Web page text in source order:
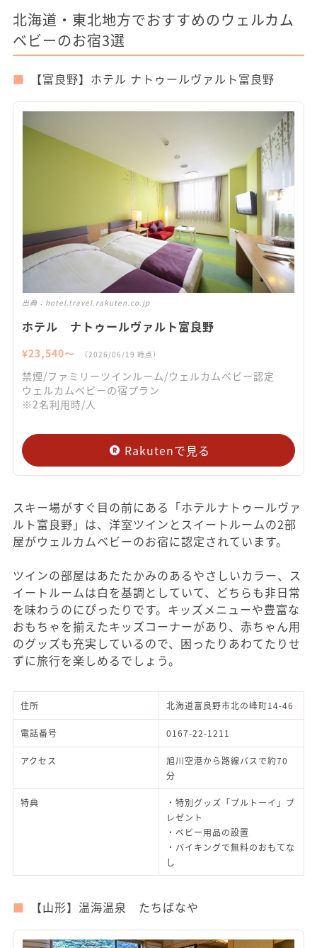
北海道・東北地方でおすすめのウェルカム
ベビーのお宿3選
【富良野】ホテル ナトゥールヴァルト富良野
出典： hotel.travel.rakuten.co.jp
ホテル ナトゥールヴァルト富良野
¥23,540〜 （2026/06/19 時点）
禁煙/ファミリーツインルーム/ウェルカムベビー認定
ウェルカムベビーの宿プラン
※2名利用時/人
Rakutenで見る
スキー場がすぐ目の前にある「ホテルナトゥールヴァ
ルト富良野」は、洋室ツインとスイートルームの2部
屋がウェルカムベビーのお宿に認定されています。
ツインの部屋はあたたかみのあるやさしいカラー、ス
イートルームは白を基調としていて、どちらも非日常
を味わうのにぴったりです。キッズメニューや豊富な
おもちゃを揃えたキッズコーナーがあり、赤ちゃん用
のグッズも充実しているので、困ったりあわてたりせ
ずに旅行を楽しめるでしょう。
住所 北海道富良野市北の峰町14-46
電話番号 0167-22-1211
アクセス
旭川空港から路線バスで約70
分
特典
・特別グッズ「プルトーイ」プ
レゼント
・ベビー用品の設置
・バイキングで無料のおもてな
し
【山形】温海温泉 たちばなや